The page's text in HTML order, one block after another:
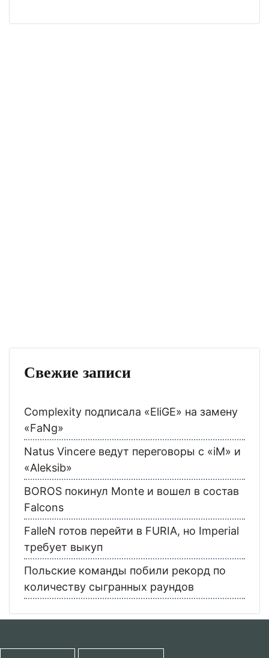
Свежие записи
Complexity подписала «EliGE» на замену
«FaNg»
Natus Vincere ведут переговоры с «iM» и
«Aleksib»
BOROS покинул Monte и вошел в состав
Falcons
FalleN готов перейти в FURIA, но Imperial
требует выкуп
Польские команды побили рекорд по
количеству сыгранных раундов